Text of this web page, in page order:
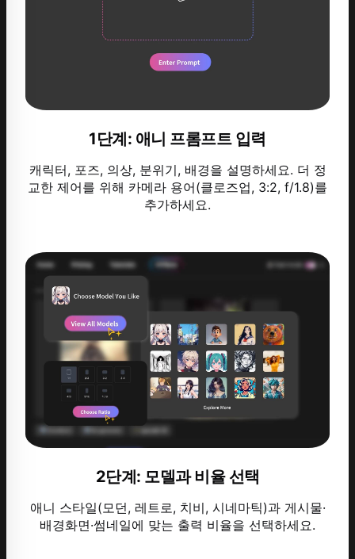
1단계: 애니 프롬프트 입력
캐릭터, 포즈, 의상, 분위기, 배경을 설명하세요. 더 정
교한 제어를 위해 카메라 용어(클로즈업, 3:2, f/1.8)를
추가하세요.
2단계: 모델과 비율 선택
애니 스타일(모던, 레트로, 치비, 시네마틱)과 게시물·
배경화면·썸네일에 맞는 출력 비율을 선택하세요.